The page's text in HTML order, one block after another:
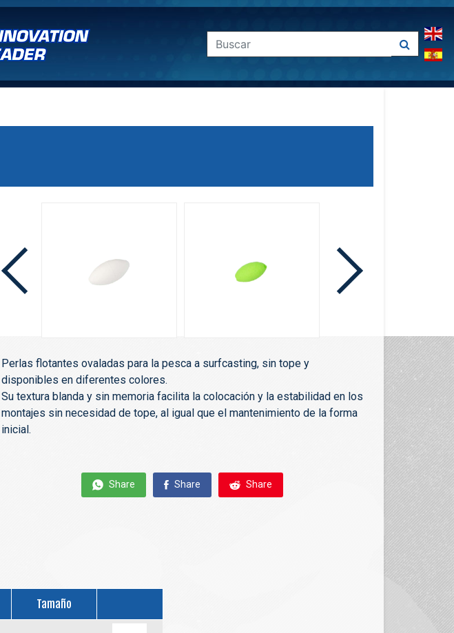
Perlas flotantes ovaladas para la pesca a surfcasting, sin tope y
disponibles en diferentes colores.
Su textura blanda y sin memoria facilita la colocación y la estabilidad en los
montajes sin necesidad de tope, al igual que el mantenimiento de la forma
inicial.
Share Share Share
Tamaño